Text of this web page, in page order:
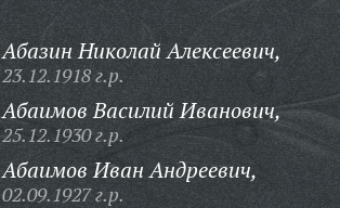
Абазин Николай Алексеевич,
23.12.1918 г.р.
Абаимов Василий Иванович,
25.12.1930 г.р.
Абаимов Иван Андреевич,
02.09.1927 г.р.